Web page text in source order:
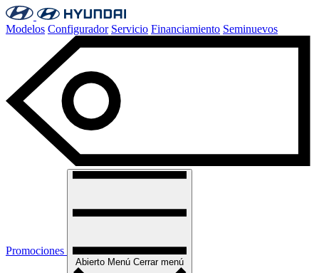
Modelos Configurador Servicio Financiamiento Seminuevos
Promociones
Abierto Menú Cerrar menú